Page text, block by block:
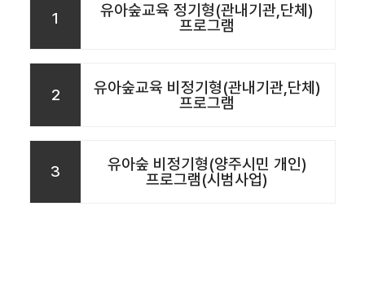
1
유아숲교육 정기형(관내기관,단체)
프로그램
2
유아숲교육 비정기형(관내기관,단체)
프로그램
3
유아숲 비정기형(양주시민 개인)
프로그램(시범사업)